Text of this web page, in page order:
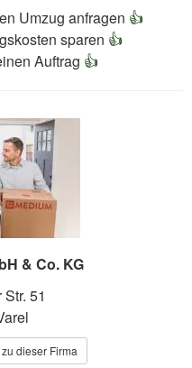
Umzug anfragen 👍
sparen 👍
Auftrag 👍
& Co. KG
51
dieser Firma